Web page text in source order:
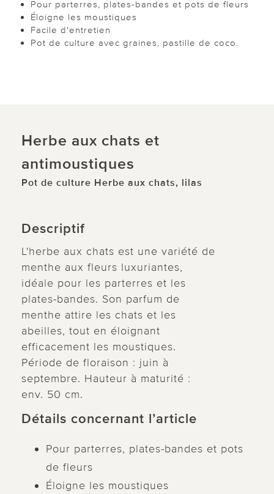
Pour parterres, plates-bandes et pots de fleurs
Éloigne les moustiques
Facile d'entretien
Pot de culture avec graines, pastille de coco.
Herbe aux chats et
antimoustiques
Pot de culture Herbe aux chats, lilas
Descriptif
L'herbe aux chats est une variété de
menthe aux fleurs luxuriantes,
idéale pour les parterres et les
plates-bandes. Son parfum de
menthe attire les chats et les
abeilles, tout en éloignant
efficacement les moustiques.
Période de floraison : juin à
septembre. Hauteur à maturité :
env. 50 cm.
Détails concernant l’article
Pour parterres, plates-bandes et pots
de fleurs
Éloigne les moustiques